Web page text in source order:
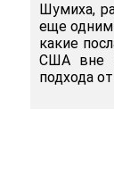
Шумиха,
еще одним
какие
США вне
подхода